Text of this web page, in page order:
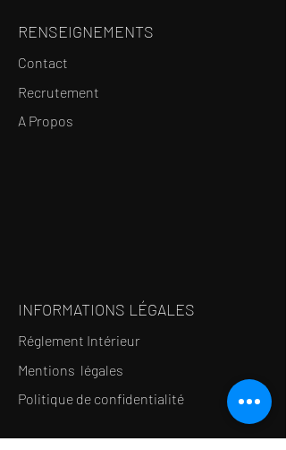
RENSEIGNEMENTS
Contact
Recrutement
A Propos
INFORMATIONS LÉGALES
Réglement Intérieur
Mentions légales
Politique de confidentialité